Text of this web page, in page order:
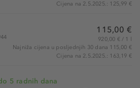
Cijena na 2.5.2025.: 125,99 €
115,00 €
920,00 € / 1 l
Najniža cijena u posljednjih 30 dana 115,00 €
Cijena na 2.5.2025.: 163,19 €
5 radnih dana